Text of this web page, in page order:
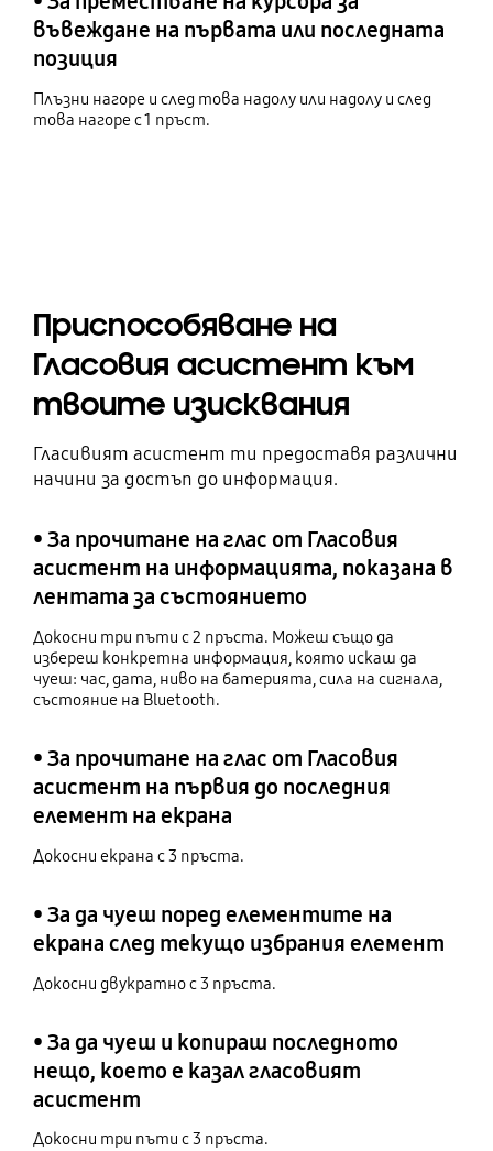
въвеждане на първата или последната
позиция
Плъзни нагоре и след това надолу или надолу и след
това нагоре с 1 пръст.
Приспособяване на
Гласовия асистент към
твоите изисквания
Гласивият асистент ти предоставя различни
начини за достъп до информация.
• За прочитане на глас от Гласовия
асистент на информацията, показана в
лентата за състоянието
Докосни три пъти с 2 пръста. Можеш също да
избереш конкретна информация, която искаш да
чуеш: час, дата, ниво на батерията, сила на сигнала,
състояние на Bluetooth.
• За прочитане на глас от Гласовия
асистент на първия до последния
елемент на екрана
Докосни екрана с 3 пръста.
• За да чуеш поред елементите на
екрана след текущо избрания елемент
Докосни двукратно с 3 пръста.
• За да чуеш и копираш последното
нещо, което е казал гласовият
асистент
Докосни три пъти с 3 пръста.